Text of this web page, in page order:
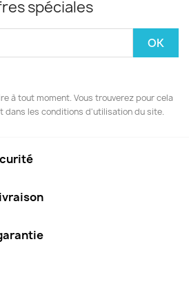
spéciales
à tout moment. Vous trouverez pour cela
dans les conditions d'utilisation du site.